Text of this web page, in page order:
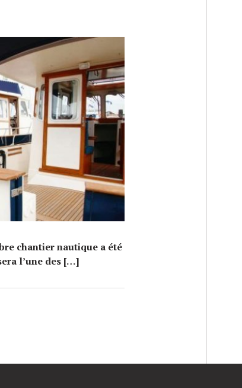
chantier nautique a été
l’une des […]